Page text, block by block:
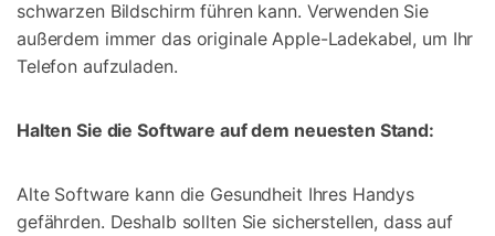
schwarzen Bildschirm führen kann. Verwenden Sie
außerdem immer das originale Apple-Ladekabel, um Ihr
Telefon aufzuladen.
Halten Sie die Software auf dem neuesten Stand:
Alte Software kann die Gesundheit Ihres Handys
gefährden. Deshalb sollten Sie sicherstellen, dass auf